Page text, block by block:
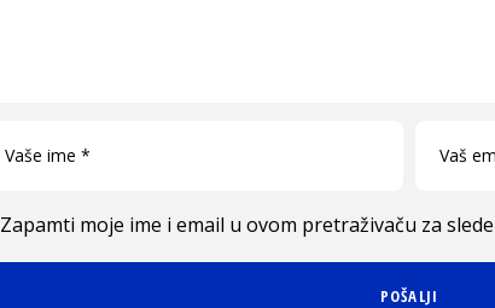
Zapamti moje ime i email u ovom pretraživaču za